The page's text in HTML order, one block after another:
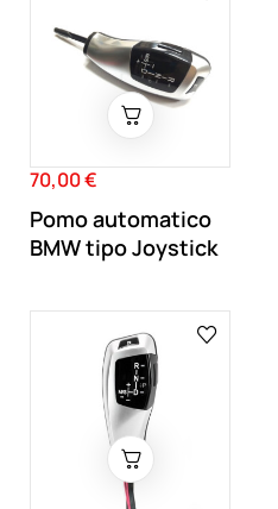
Precio
70,00 €
Pomo automatico
BMW tipo Joystick